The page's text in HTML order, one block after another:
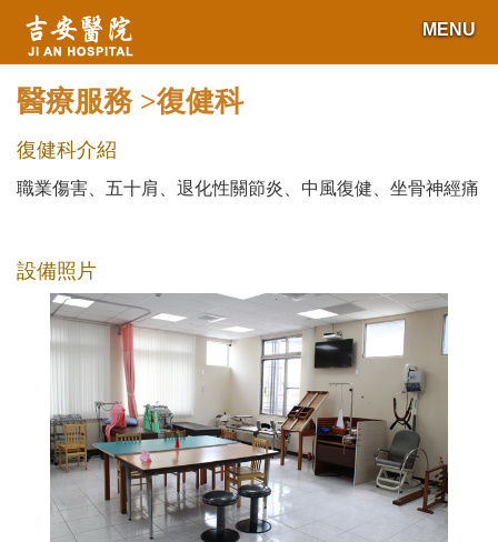
MENU
醫療服務 >復健科
復健科介紹
職業傷害、五十肩、退化性關節炎、中風復健、坐骨神經痛
設備照片